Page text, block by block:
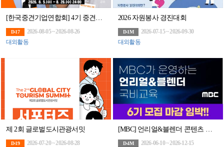
[한국중견기업연합회] 4기 중견기업 홍보 서포터즈 ‘중견기업(UP) 플러스 크루’ 모집
D-17
2026-08-05 ~ 2026-08-26
대외활동
2026 자원봉사 경진대회
D-1M
2026-07-15 ~ 2026-09-30
대외활동
제 2회 글로벌도시관광서밋
D-19
2026-07-20 ~ 2026-08-28
D-4M
2026-06-10 ~ 2026-12-15